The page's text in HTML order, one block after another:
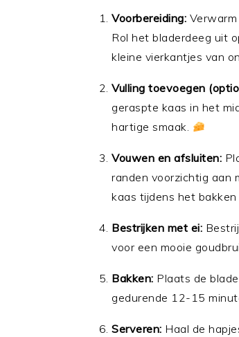
Voorbereiding:
Rol het bladerdeeg uit
kleine vierkantjes van
Vulling toevoegen
geraspte kaas in het
hartige smaak.
Vouwen en afsluiten:
randen voorzichtig aan
kaas tijdens het
Bestrijken met ei:
voor een mooie
Bakken: Plaats de
gedurende 12-15
Serveren: Haal de